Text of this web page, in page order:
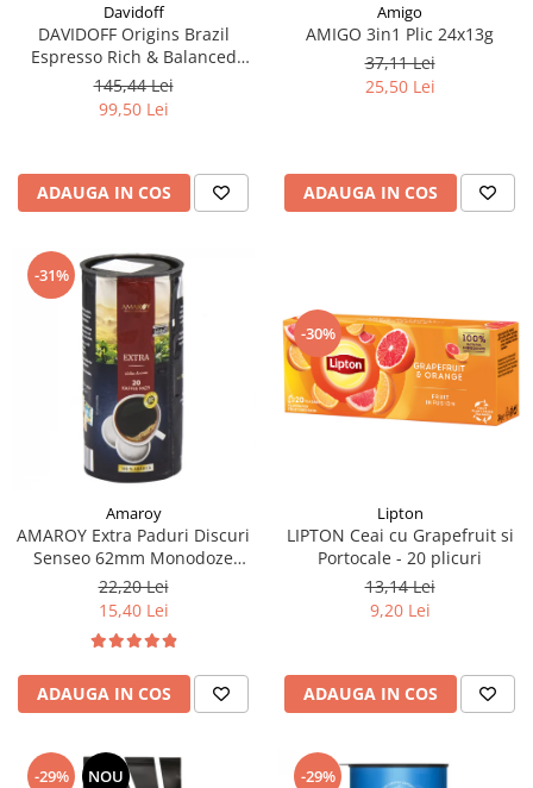
Davidoff
DAVIDOFF Origins Brazil
Espresso Rich & Balanced
Cafea Boabe 1Kg
145,44 Lei
99,50 Lei
ADAUGA IN COS
Amigo
AMIGO 3in1 Plic 24x13g
37,11 Lei
25,50 Lei
ADAUGA IN COS
-31%
Amaroy
AMAROY Extra Paduri Discuri
Senseo 62mm Monodoze
20buc 140g
22,20 Lei
15,40 Lei
ADAUGA IN COS
-30%
Lipton
LIPTON Ceai cu Grapefruit si
Portocale - 20 plicuri
13,14 Lei
9,20 Lei
ADAUGA IN COS
-29% NOU -29%